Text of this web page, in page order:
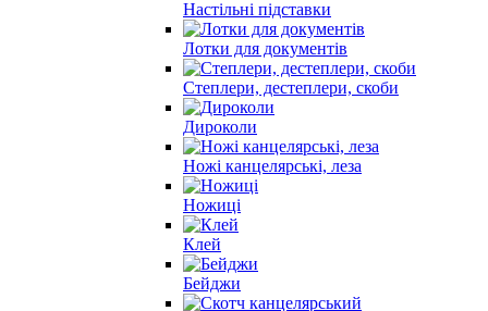
Настільні підставки
Лотки для документів
Степлери, дестеплери, скоби
Дироколи
Ножі канцелярські, леза
Ножиці
Клей
Бейджи